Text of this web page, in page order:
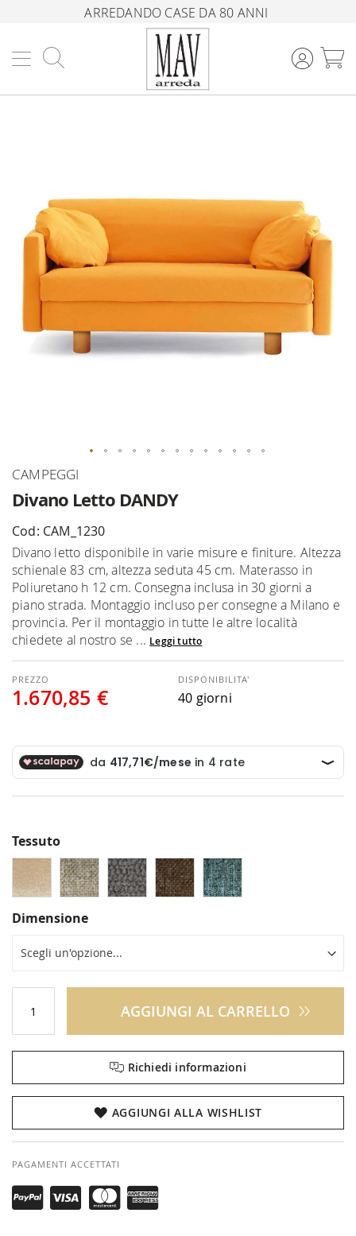
ARREDANDO CASE DA 80 ANNI
Divano Letto DANDY
CAMPEGGI
Cod: CAM_1230
Divano letto disponibile in varie misure e finiture. Altezza
schienale 83 cm, altezza seduta 45 cm. Materasso in
Poliuretano h 12 cm. Consegna inclusa in 30 giorni a
piano strada. Montaggio incluso per consegne a Milano e
provincia. Per il montaggio in tutte le altre località
chiedete al nostro se ... Leggi tutto
1.670,85 €
DISPONIBILITA'
40 giorni
Tessuto
Dimensione
AGGIUNGI AL CARRELLO
Richiedi informazioni
AGGIUNGI ALLA WISHLIST
PAGAMENTI ACCETTATI
immagini
Vai
della
galleria
di
immagini